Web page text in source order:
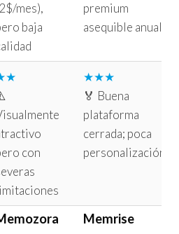
mes),
baja
premium
asequible anual.
con
★★★
🏅 Buena
plataforma
cerrada; poca
personalización.
Memrise